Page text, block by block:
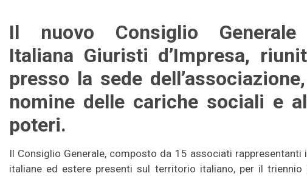
Il nuovo Consiglio Generale
Italiana Giuristi d’Impresa,
presso la sede
nomine delle cariche sociali e
poteri.
Il Consiglio Generale, composto da 15 associati
italiane ed estere presenti sul territorio italiano, per il